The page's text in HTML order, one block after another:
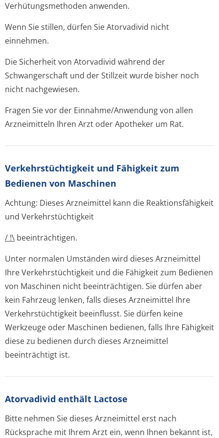
Verhütungsmethoden anwenden.
Wenn Sie stillen, dürfen Sie Atorvadivid nicht
einnehmen.
Die Sicherheit von Atorvadivid während der
Schwangerschaft und der Stillzeit wurde bisher noch
nicht nachgewiesen.
Fragen Sie vor der Einnahme/Anwendung von allen
Arzneimitteln Ihren Arzt oder Apotheker um Rat.
Verkehrstüchtig­keit und Fähigkeit zum
Bedienen von Maschinen
Achtung: Dieses Arzneimittel kann die Reaktionsfähigkeit
und Verkehrstüchtigkeit
/ !\ beeinträchtigen.
Unter normalen Umständen wird dieses Arzneimittel
Ihre Verkehrstüchtigkeit und die Fähigkeit zum Bedienen
von Maschinen nicht beeinträchtigen. Sie dürfen aber
kein Fahrzeug lenken, falls dieses Arzneimittel Ihre
Verkehrstüchtigkeit beeinflusst. Sie dürfen keine
Werkzeuge oder Maschinen bedienen, falls Ihre Fähigkeit
diese zu bedienen durch dieses Arzneimittel
beeinträchtigt ist.
Atorvadivid enthält Lactose
Bitte nehmen Sie dieses Arzneimittel erst nach
Rücksprache mit Ihrem Arzt ein, wenn Ihnen bekannt ist,